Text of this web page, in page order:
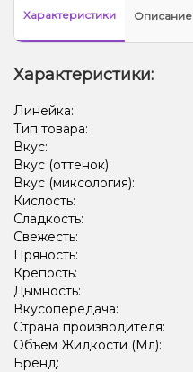
Характеристики Описание
Характеристики:
Линейка:
Тип товара:
Вкус:
Вкус (оттенок):
Вкус (миксология):
Кислость:
Сладкость:
Свежесть:
Пряность:
Крепость:
Дымность:
Вкусопередача:
Страна производителя:
Объем Жидкости (Мл):
Бренд: